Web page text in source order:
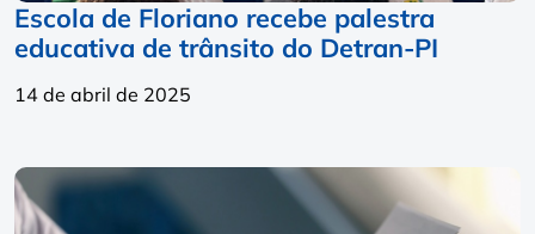
Escola de Floriano recebe palestra
educativa de trânsito do Detran-PI
14 de abril de 2025